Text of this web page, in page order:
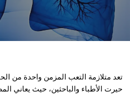
تعد متلازمة التعب المزمن واحدة من
حيرت الأطباء والباحثين، حيث يعاني